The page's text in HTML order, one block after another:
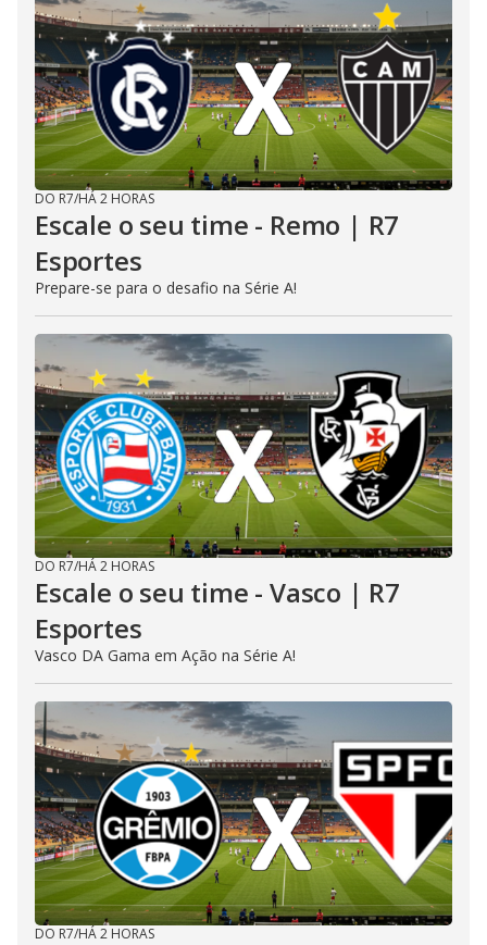
DO R7/HÁ 2 HORAS
Escale o seu time - Remo | R7
Esportes
Prepare-se para o desafio na Série A!
DO R7/HÁ 2 HORAS
Escale o seu time - Vasco | R7
Esportes
Vasco DA Gama em Ação na Série A!
DO R7/HÁ 2 HORAS